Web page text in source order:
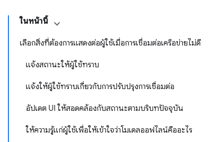
ในหน้านี้
เลือกสิ่งที่ต้องการแสดงต่อผู้ใช้เมื่อการเชื่อมต่อเครือข่ายไม่ดี
แจ้งสถานะให้ผู้ใช้ทราบ
แจ้งให้ผู้ใช้ทราบเกี่ยวกับการปรับปรุงการเชื่อมต่อ
อัปเดต UI ให้สอดคล้องกับสถานะตามบริบทปัจจุบัน
ให้ความรู้แก่ผู้ใช้เพื่อให้เข้าใจว่าโมเดลออฟไลน์คืออะไร